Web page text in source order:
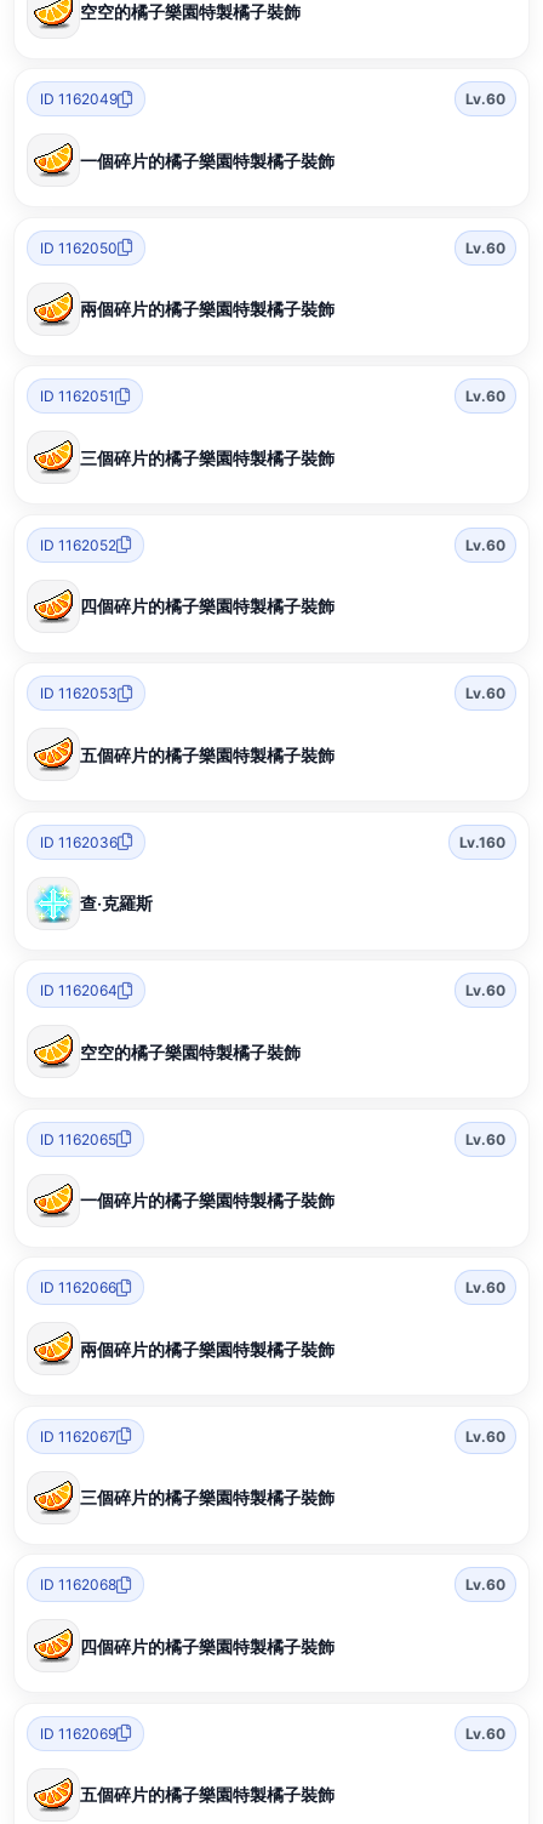
空空的橘子樂園特製橘子裝飾
ID 1162049 Lv.60
一個碎片的橘子樂園特製橘子裝飾
ID 1162050 Lv.60
兩個碎片的橘子樂園特製橘子裝飾
ID 1162051 Lv.60
三個碎片的橘子樂園特製橘子裝飾
ID 1162052 Lv.60
四個碎片的橘子樂園特製橘子裝飾
ID 1162053 Lv.60
五個碎片的橘子樂園特製橘子裝飾
ID 1162036 Lv.160
查‧克羅斯
ID 1162064 Lv.60
空空的橘子樂園特製橘子裝飾
ID 1162065 Lv.60
一個碎片的橘子樂園特製橘子裝飾
ID 1162066 Lv.60
兩個碎片的橘子樂園特製橘子裝飾
ID 1162067 Lv.60
三個碎片的橘子樂園特製橘子裝飾
ID 1162068 Lv.60
四個碎片的橘子樂園特製橘子裝飾
ID 1162069 Lv.60
五個碎片的橘子樂園特製橘子裝飾